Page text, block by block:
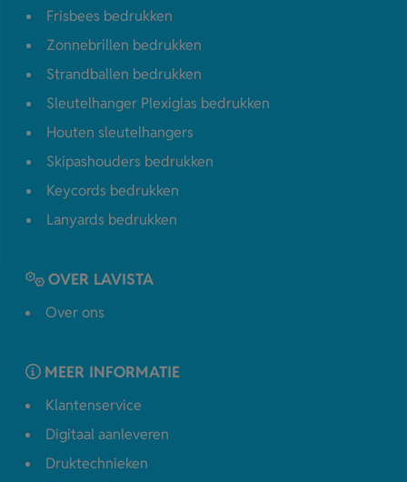
Frisbees bedrukken
Zonnebrillen bedrukken
Strandballen bedrukken
Sleutelhanger Plexiglas bedrukken
Houten sleutelhangers
Skipashouders bedrukken
Keycords bedrukken
Lanyards bedrukken
OVER LAVISTA
Over ons
MEER INFORMATIE
Klantenservice
Digitaal aanleveren
Druktechnieken